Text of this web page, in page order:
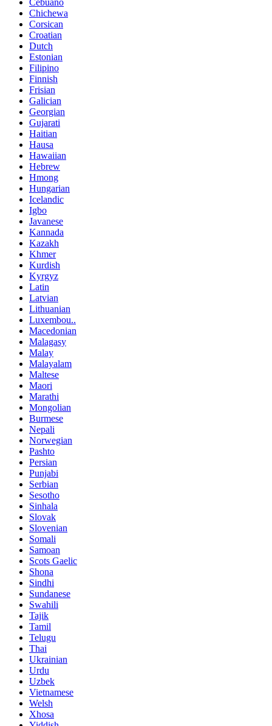
Cebuano
Chichewa
Corsican
Croatian
Dutch
Estonian
Filipino
Finnish
Frisian
Galician
Georgian
Gujarati
Haitian
Hausa
Hawaiian
Hebrew
Hmong
Hungarian
Icelandic
Igbo
Javanese
Kannada
Kazakh
Khmer
Kurdish
Kyrgyz
Latin
Latvian
Lithuanian
Luxembou..
Macedonian
Malagasy
Malay
Malayalam
Maltese
Maori
Marathi
Mongolian
Burmese
Nepali
Norwegian
Pashto
Persian
Punjabi
Serbian
Sesotho
Sinhala
Slovak
Slovenian
Somali
Samoan
Scots Gaelic
Shona
Sindhi
Sundanese
Swahili
Tajik
Tamil
Telugu
Thai
Ukrainian
Urdu
Uzbek
Vietnamese
Welsh
Xhosa